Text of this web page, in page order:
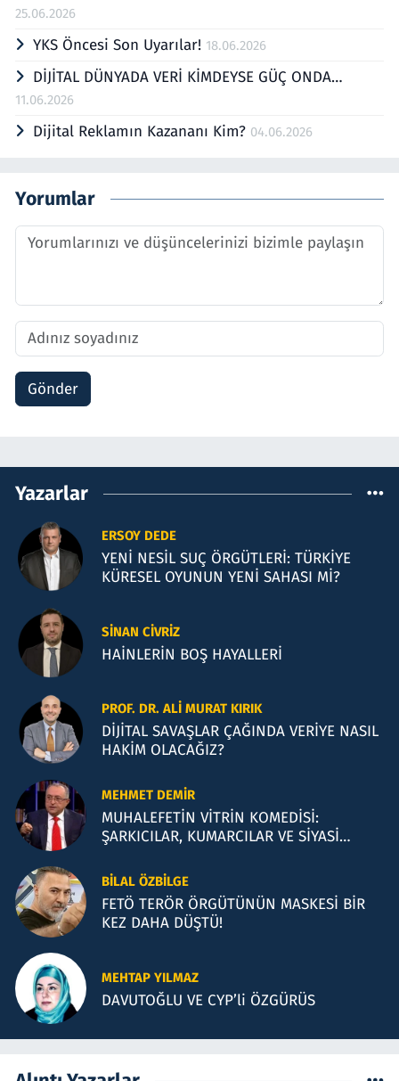
25.06.2026
YKS Öncesi Son Uyarılar! 18.06.2026
DİJİTAL DÜNYADA VERİ KİMDEYSE GÜÇ ONDA…
11.06.2026
Dijital Reklamın Kazananı Kim? 04.06.2026
Yorumlar
Gönder
Yazarlar
ERSOY DEDE
YENİ NESİL SUÇ ÖRGÜTLERİ: TÜRKİYE
KÜRESEL OYUNUN YENİ SAHASI Mİ?
SINAN CIVRIZ
HAİNLERİN BOŞ HAYALLERİ
PROF. DR. ALI MURAT KIRIK
DİJİTAL SAVAŞLAR ÇAĞINDA VERİYE NASIL
HAKİM OLACAĞIZ?
MEHMET DEMIR
MUHALEFETİN VİTRİN KOMEDİSİ:
ŞARKICILAR, KUMARCILAR VE SİYASİ
BILAL ÖZBILGE
FETÖ TERÖR ÖRGÜTÜNÜN MASKESİ BİR
KEZ DAHA DÜŞTÜ!
MEHTAP YILMAZ
DAVUTOĞLU VE CYP’li ÖZGÜRÜS